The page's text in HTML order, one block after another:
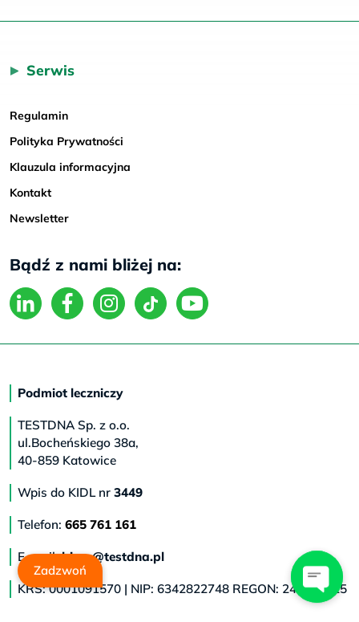
Serwis
Regulamin
Polityka Prywatności
Klauzula informacyjna
Kontakt
Newsletter
Bądź z nami bliżej na:
Podmiot leczniczy
TESTDNA Sp. z o.o.
ul.Bocheńskiego 38a,
40-859 Katowice
Wpis do KIDL nr 3449
Telefon: 665 761 161
E-mail:biuro@testdna.pl
KRS: 0001091570 | NIP: 6342822748 REGON: 243413225
Zadzwoń